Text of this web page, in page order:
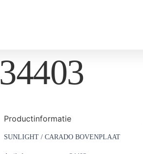
34403
Productinformatie
SUNLIGHT / CARADO BOVENPLAAT